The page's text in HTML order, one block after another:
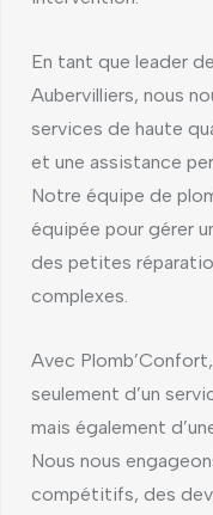
En tant que leader
Aubervilliers, nous
services de haute
et une assistance
Notre équipe de
équipée pour gérer
des petites
complexes.
Avec
seulement d’un
mais également
Nous nous
compétitifs, des